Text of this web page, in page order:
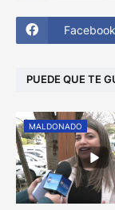
Facebook
PUEDE QUE TE
MALDONADO